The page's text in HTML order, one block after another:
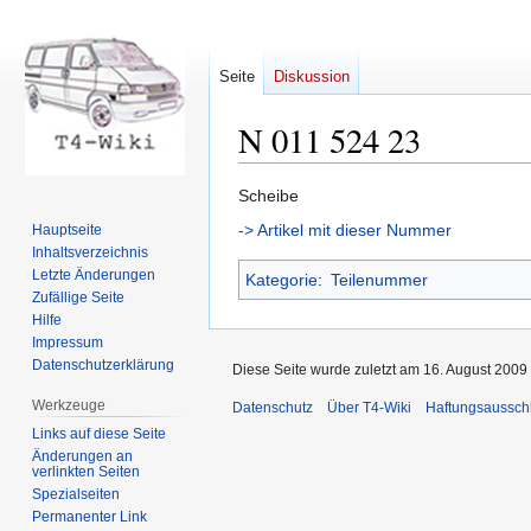
N 011 524 23
Zur
Navigation
Zur
Suche
Scheibe
-> Artikel mit dieser Nummer
Kategorie: Teilenummer
Seite Diskussion
Hauptseite
Inhaltsverzeichnis
Letzte Änderungen
Zufällige Seite
Hilfe
Impressum
Datenschutzerklärung
Werkzeuge
Links auf diese Seite
Änderungen an
verlinkten Seiten
Spezialseiten
Permanenter Link
Diese Seite wurde zuletzt am 16. August
Datenschutz Über T4-Wiki